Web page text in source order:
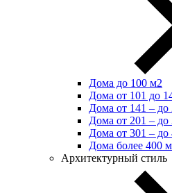
Дома до 100 м2
Дома от 101 до
Дома от 141 – до
Дома от 201 – до
Дома от 301 – до
Дома более 400
Архитектурный стиль